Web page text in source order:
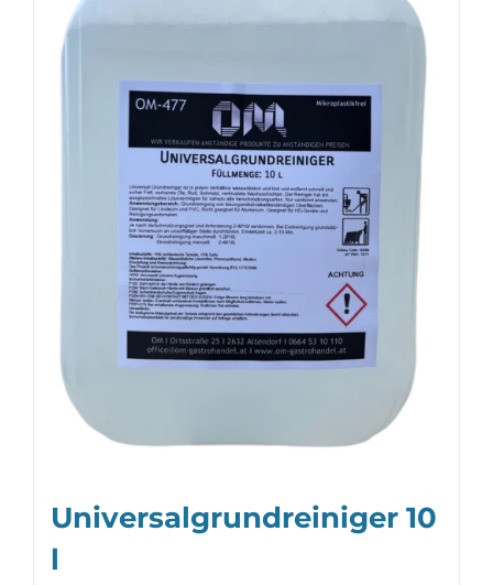
Universalgrundreiniger 10
l